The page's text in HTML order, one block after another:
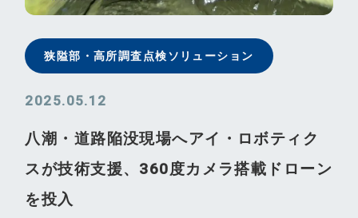
狭隘部・⾼所調査点検ソリューション
2025.05.12
八潮・道路陥没現場へアイ・ロボティク
スが技術支援、360度カメラ搭載ドローン
を投入